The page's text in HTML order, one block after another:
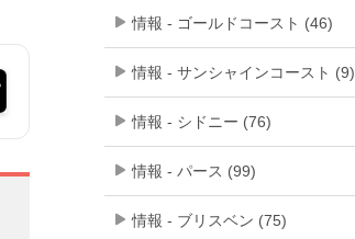
情報 - ゴールドコースト (46)
情報 - サンシャインコースト (9)
情報 - シドニー (76)
情報 - パース (99)
情報 - ブリスベン (75)